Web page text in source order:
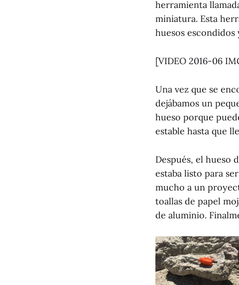
herramienta
miniatura. Esta
huesos
[VIDEO 2016-06
Una vez que se
dejábamos un
hueso porque
estable hasta que
Después, el hueso
estaba listo para
mucho a un
toallas de papel
de aluminio.